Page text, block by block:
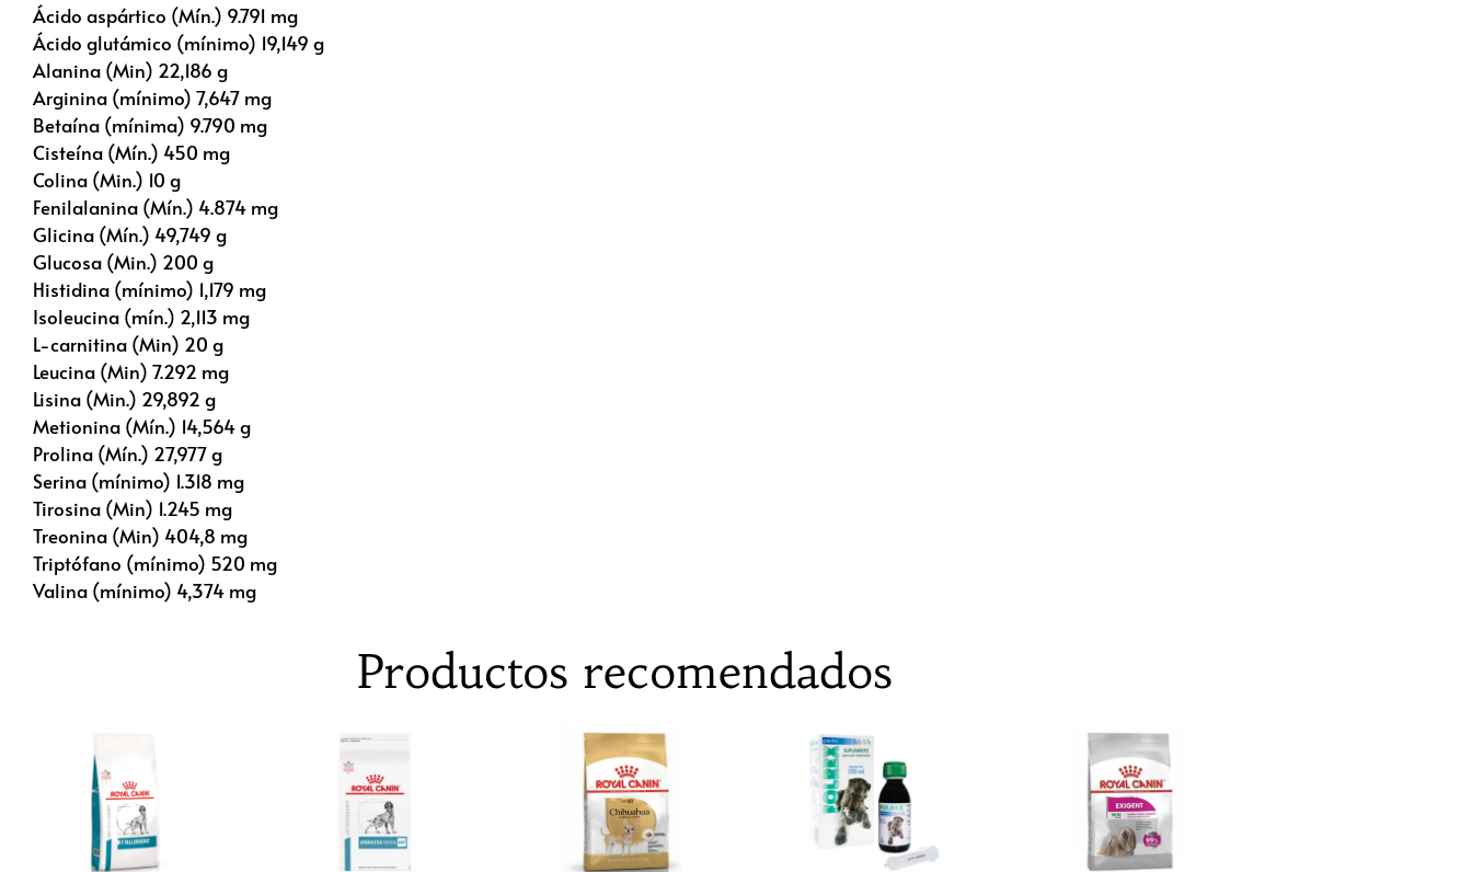
Ácido aspártico (Mín.) 9.791 mg
Ácido glutámico (mínimo) 19,149 g
Alanina (Min) 22,186 g
Arginina (mínimo) 7,647 mg
Betaína (mínima) 9.790 mg
Cisteína (Mín.) 450 mg
Colina (Min.) 10 g
Fenilalanina (Mín.) 4.874 mg
Glicina (Mín.) 49,749 g
Glucosa (Min.) 200 g
Histidina (mínimo) 1,179 mg
Isoleucina (mín.) 2,113 mg
L-carnitina (Min) 20 g
Leucina (Min) 7.292 mg
Lisina (Min.) 29,892 g
Metionina (Mín.) 14,564 g
Prolina (Mín.) 27,977 g
Serina (mínimo) 1.318 mg
Tirosina (Min) 1.245 mg
Treonina (Min) 404,8 mg
Triptófano (mínimo) 520 mg
Valina (mínimo) 4,374 mg
Productos recomendados